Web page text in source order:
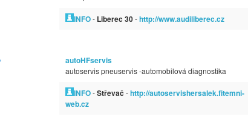
INFO- Liberec 30-http://www.audiliberec.cz
autoHFservis
autoservis pneuservis -automobilová diagnostika
INFO-Střevač -http://autoservishersalek.fitemni-
web.cz